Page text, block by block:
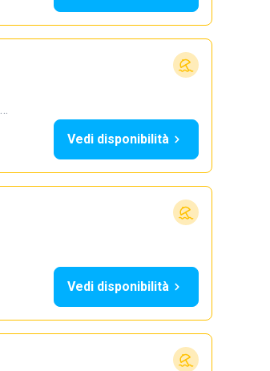
Vedi disponibilità
Vedi disponibilità